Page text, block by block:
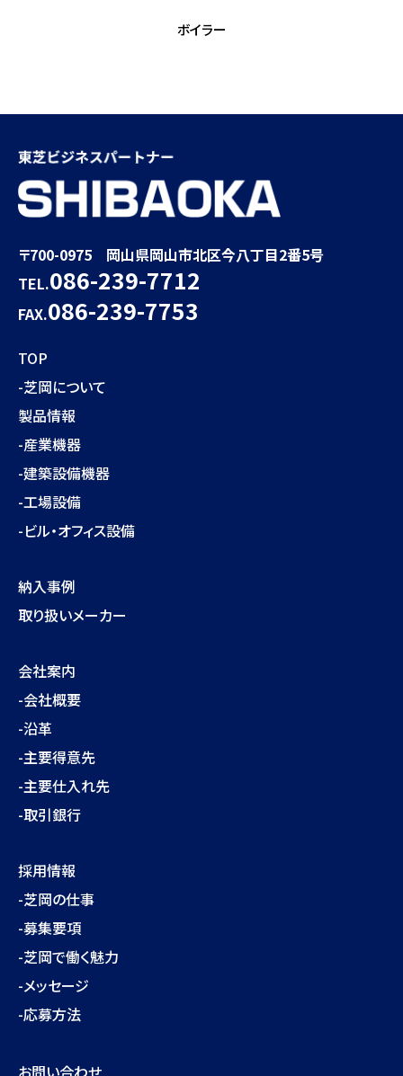
ボイラー
〒700-0975 岡山県岡山市北区今八丁目2番5号
TEL.086-239-7712
FAX.086-239-7753
TOP
-芝岡について
製品情報
-産業機器
-建築設備機器
-工場設備
-ビル・オフィス設備
納入事例
取り扱いメーカー
会社案内
-会社概要
-沿革
-主要得意先
-主要仕入れ先
-取引銀行
採用情報
-芝岡の仕事
-募集要項
-芝岡で働く魅力
-メッセージ
-応募方法
お問い合わせ